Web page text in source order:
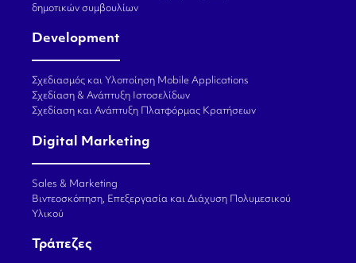
δημοτικών συμβουλίων
Development
Σχεδιασμός και Υλοποίηση Mobile Applications
Σχεδίαση & Ανάπτυξη Ιστοσελίδων
Σχεδίαση και Ανάπτυξη Πλατφόρμας Κρατήσεων
Digital Marketing
Sales & Marketing
Βιντεοσκόπηση, Επεξεργασία και Διάχυση Πολυμεσικού
Υλικού
Τράπεζες